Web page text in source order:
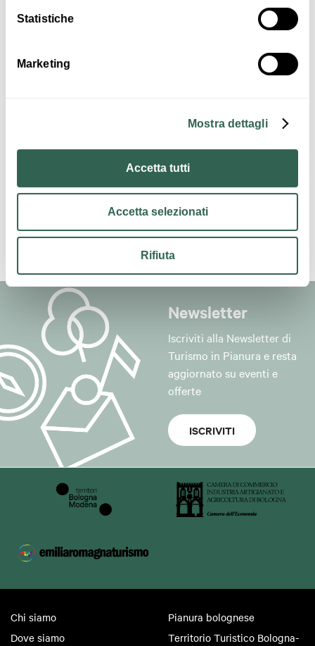
Statistiche
Marketing
Mostra dettagli
Accetta tutti
Accetta selezionati
Rifiuta
Interessi
Newsletter
Iscriviti alla Newsletter di
Turismo in Pianura e resta
aggiornato su eventi e
offerte
ISCRIVITI
Chi siamo
Dove siamo
Pianura bolognese
Territorio Turistico Bologna-